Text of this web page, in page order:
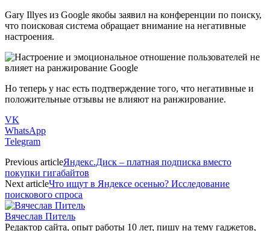
Gary Illyes из Google якобы заявил на конференции по поиску,
что поисковая система обращает внимание на негативные
настроения.
Но теперь у нас есть подтверждение того, что негативные и
положительные отзывы не влияют на ранжирование.
VK
WhatsApp
Telegram
Previous articleЯндекс.Диск – платная подписка вместо
покупки гигабайтов
Next articleЧто ищут в Яндексе осенью? Исследование
поискового спроса
Вячеслав Питель
Редактор сайта, опыт работы 10 лет, пишу на тему гаджетов,